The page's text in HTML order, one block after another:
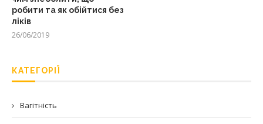
робити та як обійтися без
ліків
26/06/2019
КАТЕГОРІЇ
Вагітність